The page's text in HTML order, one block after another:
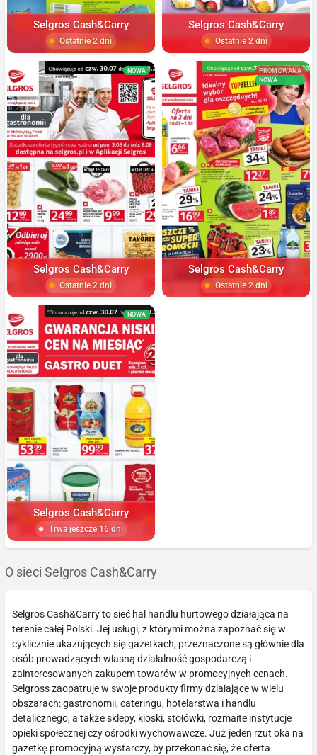
Selgros Cash&Carry
Ostatnie 2 dni
Selgros Cash&Carry
Ostatnie 2 dni
NOWA
Selgros Cash&Carry
Ostatnie 2 dni
PROMOWANA
NOWA
Selgros Cash&Carry
Ostatnie 2 dni
NOWA
Selgros Cash&Carry
Trwa jeszcze 16 dni
O sieci Selgros Cash&Carry
Selgros Cash&Carry to sieć hal handlu hurtowego działająca na
terenie całej Polski. Jej usługi, z którymi można zapoznać się w
cyklicznie ukazujących się gazetkach, przeznaczone są głównie dla
osób prowadzących własną działalność gospodarczą i
zainteresowanych zakupem towarów w promocyjnych cenach.
Selgross zaopatruje w swoje produkty firmy działające w wielu
obszarach: gastronomii, cateringu, hotelarstwa i handlu
detalicznego, a także sklepy, kioski, stołówki, rozmaite instytucje
opieki społecznej czy ośrodki wychowawcze. Już jeden rzut oka na
gazetkę promocyjną wystarczy, by przekonać się, że oferta